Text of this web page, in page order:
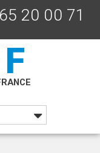
20 00 71